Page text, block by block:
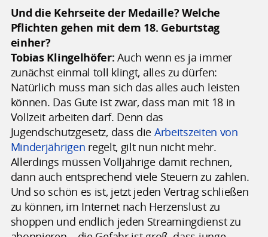
Und die Kehrseite der Medaille? Welche
Pflichten gehen mit dem 18. Geburtstag
einher?
Tobias Klingelhöfer: Auch wenn es ja immer
zunächst einmal toll klingt, alles zu dürfen:
Natürlich muss man sich das alles auch leisten
können. Das Gute ist zwar, dass man mit 18 in
Vollzeit arbeiten darf. Denn das
Jugendschutzgesetz, dass die Arbeitszeiten von
Minderjährigen regelt, gilt nun nicht mehr.
Allerdings müssen Volljährige damit rechnen,
dann auch entsprechend viele Steuern zu zahlen.
Und so schön es ist, jetzt jeden Vertrag schließen
zu können, im Internet nach Herzenslust zu
shoppen und endlich jeden Streamingdienst zu